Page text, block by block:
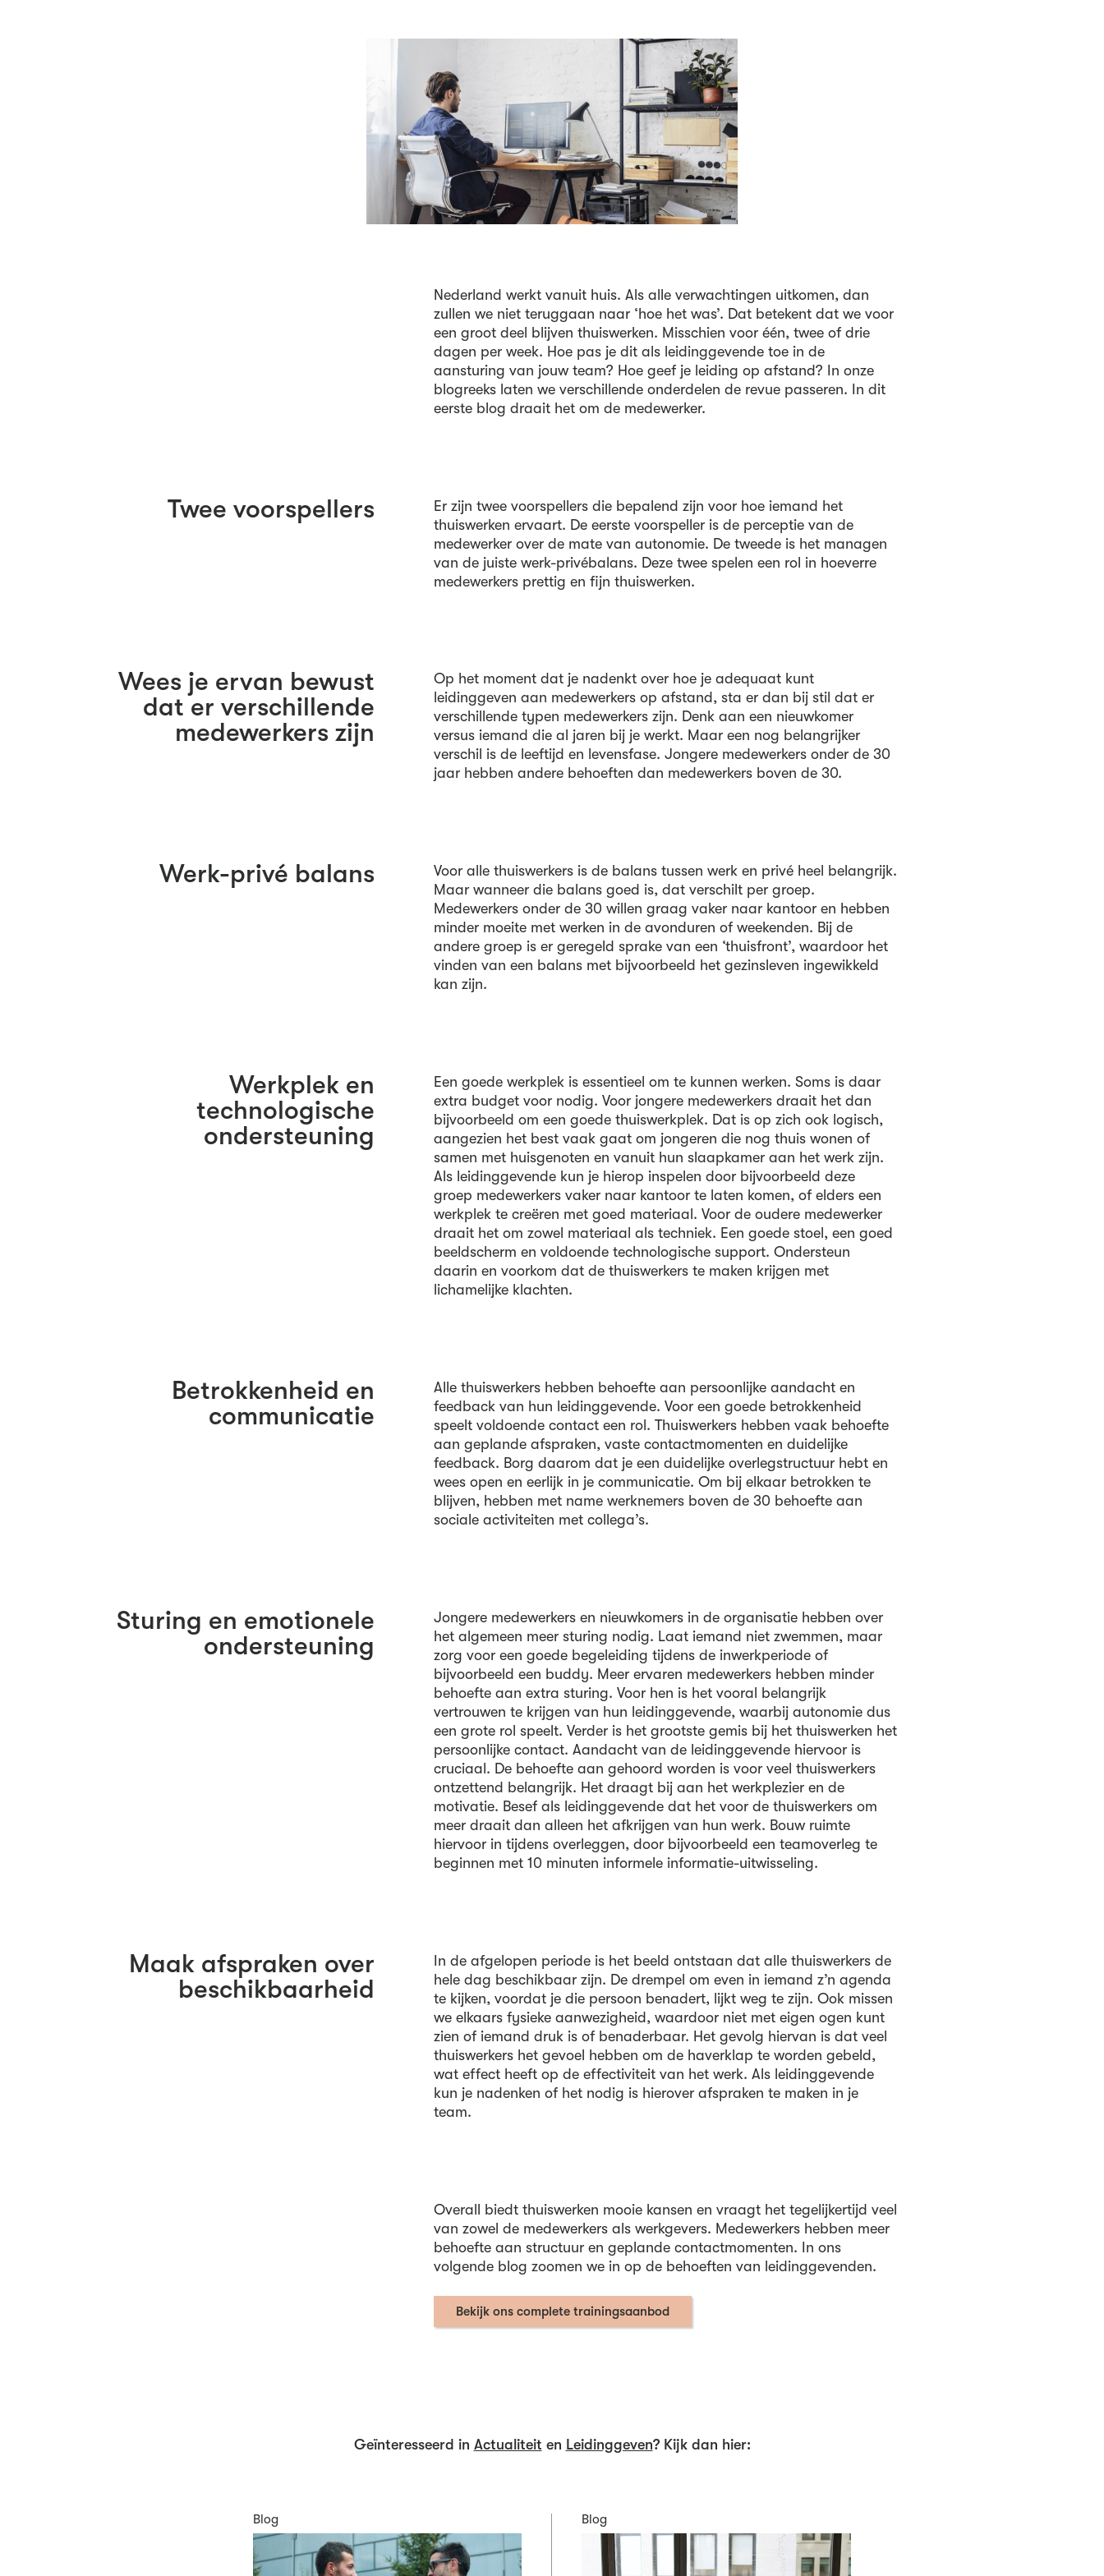
Nederland werkt vanuit huis. Als alle verwachtingen uitkomen, dan
zullen we niet teruggaan naar ‘hoe het was’. Dat betekent dat we voor
een groot deel blijven thuiswerken. Misschien voor één, twee of drie
dagen per week. Hoe pas je dit als leidinggevende toe in de
aansturing van jouw team? Hoe geef je leiding op afstand? In onze
blogreeks laten we verschillende onderdelen de revue passeren. In dit
eerste blog draait het om de medewerker.
Twee voorspellers
Er zijn twee voorspellers die bepalend zijn voor hoe iemand het
thuiswerken ervaart. De eerste voorspeller is de perceptie van de
medewerker over de mate van autonomie. De tweede is het managen
van de juiste werk-privébalans. Deze twee spelen een rol in hoeverre
medewerkers prettig en fijn thuiswerken.
Wees je ervan bewust
dat er verschillende
medewerkers zijn
Op het moment dat je nadenkt over hoe je adequaat kunt
leidinggeven aan medewerkers op afstand, sta er dan bij stil dat er
verschillende typen medewerkers zijn. Denk aan een nieuwkomer
versus iemand die al jaren bij je werkt. Maar een nog belangrijker
verschil is de leeftijd en levensfase. Jongere medewerkers onder de 30
jaar hebben andere behoeften dan medewerkers boven de 30.
Werk-privé balans
Voor alle thuiswerkers is de balans tussen werk en privé heel belangrijk.
Maar wanneer die balans goed is, dat verschilt per groep.
Medewerkers onder de 30 willen graag vaker naar kantoor en hebben
minder moeite met werken in de avonduren of weekenden. Bij de
andere groep is er geregeld sprake van een ‘thuisfront’, waardoor het
vinden van een balans met bijvoorbeeld het gezinsleven ingewikkeld
kan zijn.
Werkplek en
technologische
ondersteuning
Een goede werkplek is essentieel om te kunnen werken. Soms is daar
extra budget voor nodig. Voor jongere medewerkers draait het dan
bijvoorbeeld om een goede thuiswerkplek. Dat is op zich ook logisch,
aangezien het best vaak gaat om jongeren die nog thuis wonen of
samen met huisgenoten en vanuit hun slaapkamer aan het werk zijn.
Als leidinggevende kun je hierop inspelen door bijvoorbeeld deze
groep medewerkers vaker naar kantoor te laten komen, of elders een
werkplek te creëren met goed materiaal. Voor de oudere medewerker
draait het om zowel materiaal als techniek. Een goede stoel, een goed
beeldscherm en voldoende technologische support. Ondersteun
daarin en voorkom dat de thuiswerkers te maken krijgen met
lichamelijke klachten.
Betrokkenheid en
communicatie
Alle thuiswerkers hebben behoefte aan persoonlijke aandacht en
feedback van hun leidinggevende. Voor een goede betrokkenheid
speelt voldoende contact een rol. Thuiswerkers hebben vaak behoefte
aan geplande afspraken, vaste contactmomenten en duidelijke
feedback. Borg daarom dat je een duidelijke overlegstructuur hebt en
wees open en eerlijk in je communicatie. Om bij elkaar betrokken te
blijven, hebben met name werknemers boven de 30 behoefte aan
sociale activiteiten met collega’s.
Sturing en emotionele
ondersteuning
Jongere medewerkers en nieuwkomers in de organisatie hebben over
het algemeen meer sturing nodig. Laat iemand niet zwemmen, maar
zorg voor een goede begeleiding tijdens de inwerkperiode of
bijvoorbeeld een buddy. Meer ervaren medewerkers hebben minder
behoefte aan extra sturing. Voor hen is het vooral belangrijk
vertrouwen te krijgen van hun leidinggevende, waarbij autonomie dus
een grote rol speelt. Verder is het grootste gemis bij het thuiswerken het
persoonlijke contact. Aandacht van de leidinggevende hiervoor is
cruciaal. De behoefte aan gehoord worden is voor veel thuiswerkers
ontzettend belangrijk. Het draagt bij aan het werkplezier en de
motivatie. Besef als leidinggevende dat het voor de thuiswerkers om
meer draait dan alleen het afkrijgen van hun werk. Bouw ruimte
hiervoor in tijdens overleggen, door bijvoorbeeld een teamoverleg te
beginnen met 10 minuten informele informatie-uitwisseling.
Maak afspraken over
beschikbaarheid
In de afgelopen periode is het beeld ontstaan dat alle thuiswerkers de
hele dag beschikbaar zijn. De drempel om even in iemand z’n agenda
te kijken, voordat je die persoon benadert, lijkt weg te zijn. Ook missen
we elkaars fysieke aanwezigheid, waardoor niet met eigen ogen kunt
zien of iemand druk is of benaderbaar. Het gevolg hiervan is dat veel
thuiswerkers het gevoel hebben om de haverklap te worden gebeld,
wat effect heeft op de effectiviteit van het werk. Als leidinggevende
kun je nadenken of het nodig is hierover afspraken te maken in je
team.
Overall biedt thuiswerken mooie kansen en vraagt het tegelijkertijd veel
van zowel de medewerkers als werkgevers. Medewerkers hebben meer
behoefte aan structuur en geplande contactmomenten. In ons
volgende blog zoomen we in op de behoeften van leidinggevenden.
Bekijk ons complete trainingsaanbod
Geïnteresseerd in Actualiteit en Leidinggeven? Kijk dan hier:
Blog Blog